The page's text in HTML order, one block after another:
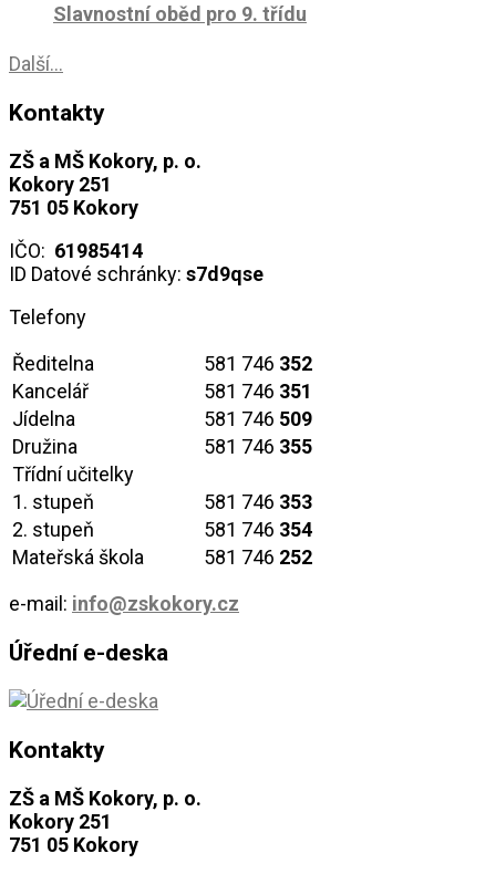
Slavnostní oběd pro 9. třídu
Další...
Kontakty
ZŠ a MŠ Kokory, p. o.
Kokory 251
751 05 Kokory
IČO: 61985414
ID Datové schránky: s7d9qse
Telefony
Ředitelna
581 746 352
Kancelář
581 746 351
Jídelna
581 746 509
Družina
581 746 355
Třídní učitelky
1. stupeň
581 746 353
2. stupeň
581 746 354
Mateřská škola
581 746 252
e-mail: info@zskokory.cz
Úřední e-deska
Kontakty
ZŠ a MŠ Kokory, p. o.
Kokory 251
751 05 Kokory